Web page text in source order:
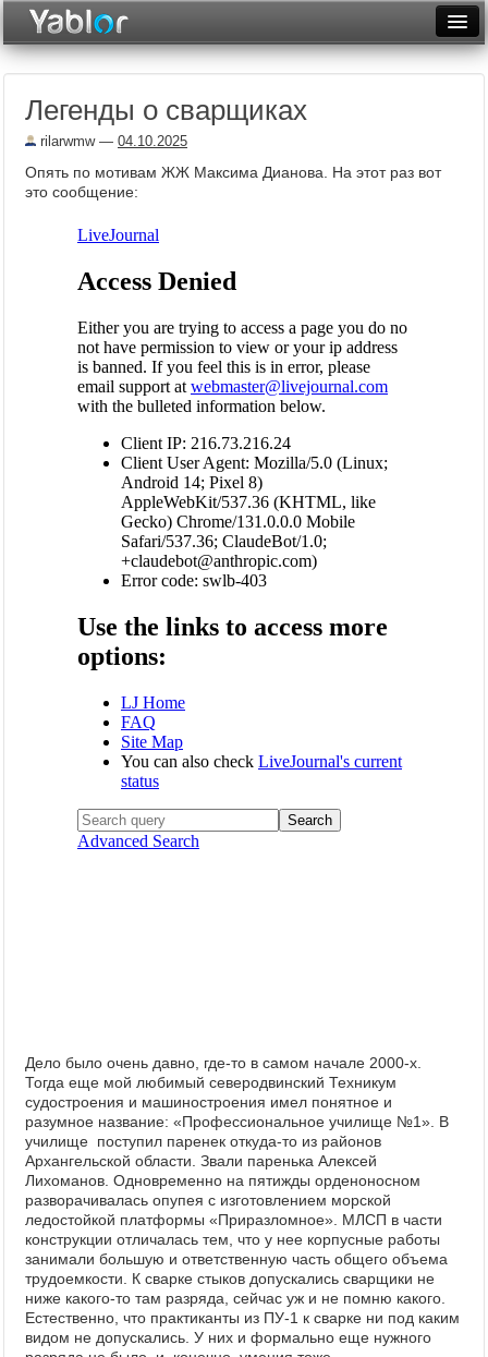
Неделя
Фототоп
Видеотоп
Легенды о сварщиках
rilarwmw— 04.10.2025
Опять по мотивам ЖЖ Максима Дианова. На этот раз вот
это сообщение:
Дело было очень давно, где-то в самом начале 2000-х.
Тогда еще мой любимый северодвинский Техникум
судостроения и машиностроения имел понятное и
разумное название: «Профессиональное училище №1». В
училище поступил паренек откуда-то из районов
Архангельской области. Звали паренька Алексей
Лихоманов. Одновременно на пятижды орденоносном
разворачивалась опупея с изготовлением морской
ледостойкой платформы «Приразломное». МЛСП в части
конструкции отличалась тем, что у нее корпусные работы
занимали большую и ответственную часть общего объема
трудоемкости. К сварке стыков допускались сварщики не
ниже какого-то там разряда, сейчас уж и не помню какого.
Естественно, что практиканты из ПУ-1 к сварке ни под каким
видом не допускались. У них и формально еще нужного